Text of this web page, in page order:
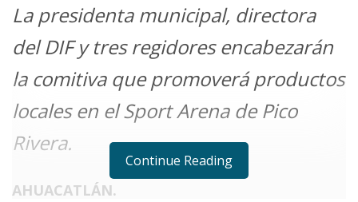
La presidenta municipal, directora
del DIF y tres regidores encabezarán
la comitiva que promoverá productos
locales en el Sport Arena de Pico
Rivera.
AHUACATLÁN.
Continue Reading